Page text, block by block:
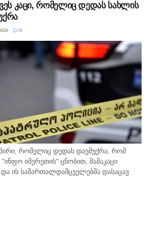
კაცი, რომელიც დედას სახლის
0
პირი, რომელიც დედას დაემუქრა, რომ
იმერეთის" ცნობით, მამაკაცი
ის სამართალდამცველებმა დასაცავ
შსს-ს ინფორმაციით, დაკავებულს
კოდექსის 11 პრიმა...